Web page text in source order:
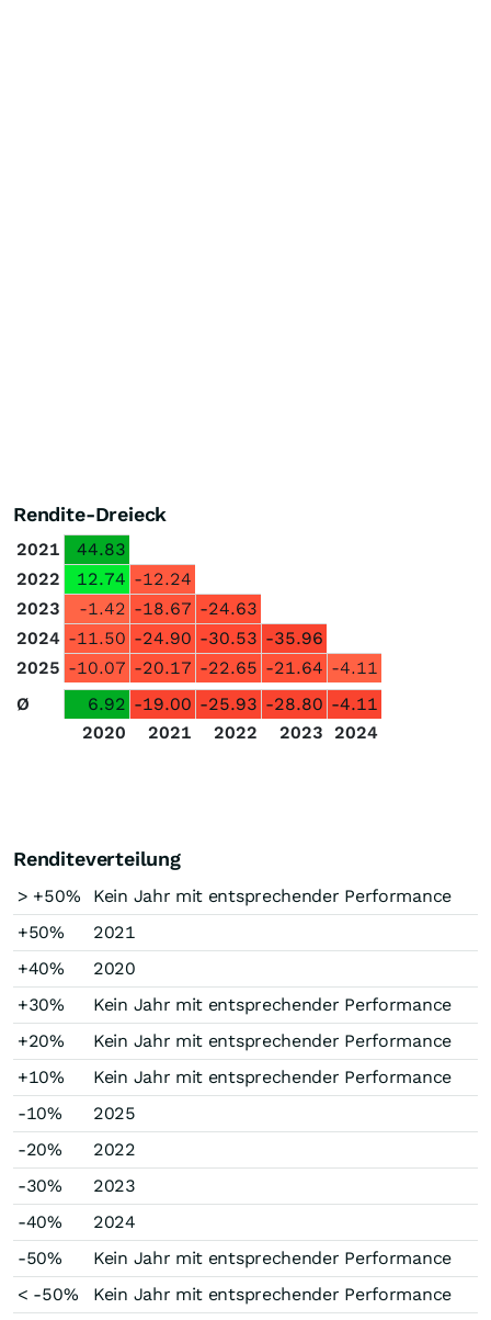
Rendite-Dreieck
2021
44.83
2022
12.74 -12.24
2023
-1.42 -18.67 -24.63
2024 -11.50 -24.90 -30.53 -35.96
2025 -10.07 -20.17 -22.65 -21.64 -4.11
Ø
6.92 -19.00 -25.93 -28.80 -4.11
2020
2021 2022 2023 2024
Renditeverteilung
> +50%
Kein Jahr mit entsprechender Performance
+50%
2021
+40%
2020
+30%
Kein Jahr mit entsprechender Performance
+20%
Kein Jahr mit entsprechender Performance
+10%
Kein Jahr mit entsprechender Performance
-10%
2025
-20%
2022
-30%
2023
-40%
2024
-50%
Kein Jahr mit entsprechender Performance
< -50%
Kein Jahr mit entsprechender Performance